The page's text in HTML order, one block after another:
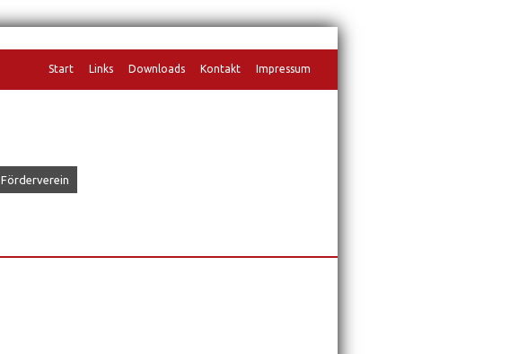
Navigation
Start Links Downloads Kontakt Impressum
Förderverein